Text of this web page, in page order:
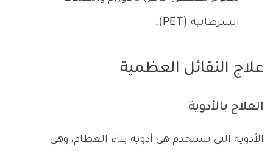
السرطانية (PET).
علاج النقائل العظمية
العلاج بالأدوية
الأدوية التي تستخدم هي أدوية بناء العظام، وهي